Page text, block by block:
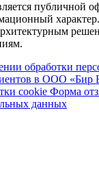
публичной
обработки
в ООО «Бир
cookie Форма
данных